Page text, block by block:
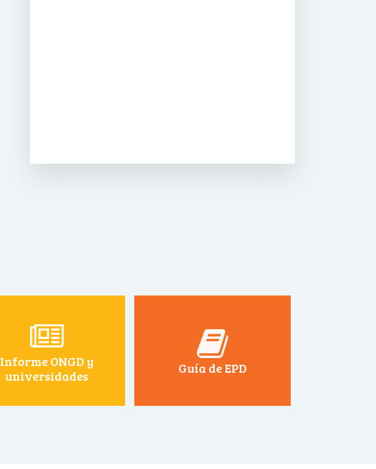
Informe ONGD y
universidades
Guía de EPD